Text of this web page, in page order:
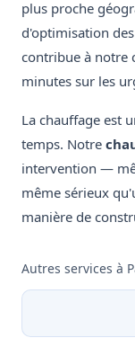
plus proche
d'optimisation
contribue à notre
minutes sur les
La chauffage est
temps. Notre
intervention —
même sérieux
manière de
Autres services à